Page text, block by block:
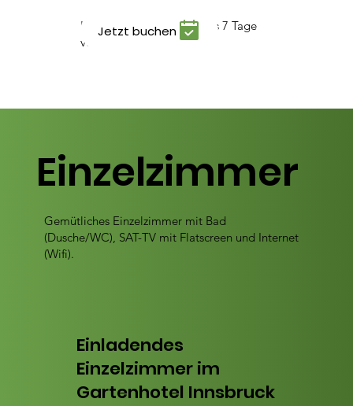
Kostenlose Stornierung bis 7 Tage
vor Anreise
Jetzt buchen
Einzelzimmer
Gemütliches Einzelzimmer mit Bad
(Dusche/WC), SAT-TV mit Flatscreen und Internet
(Wifi).​
Einladendes
Einzelzimmer im
Gartenhotel Innsbruck